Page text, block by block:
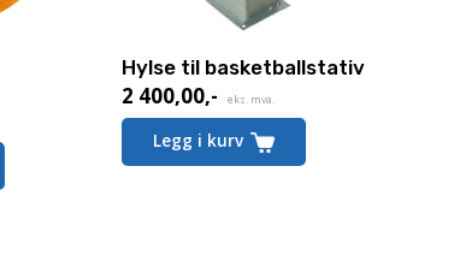
Hylse til basketballstativ
2 400,00,- eks. mva.
Legg i kurv